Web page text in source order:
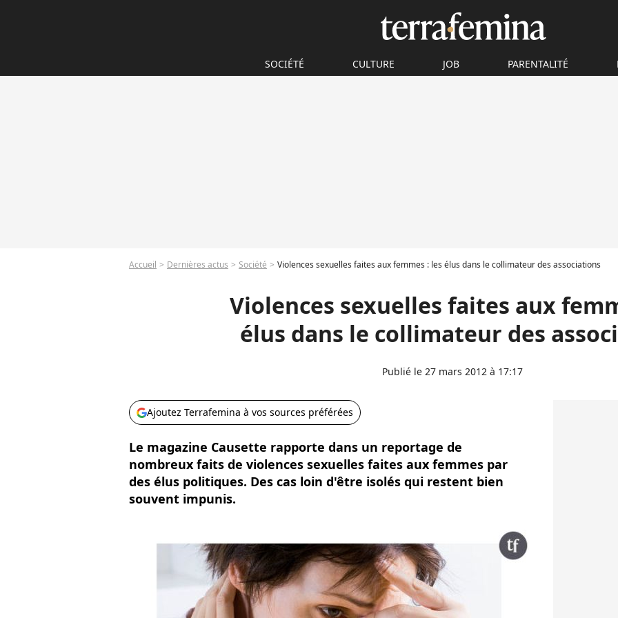
SOCIÉTÉ CULTURE JOB PARENTALITÉ
Accueil Dernières actus Société Violences sexuelles faites aux femmes : les élus dans le collimateur des associations
Violences sexuelles faites aux
élus dans le collimateur des
Publié le 27 mars 2012 à 17:17
Ajoutez Terrafemina à vos sources préférées
Le magazine Causette rapporte dans un reportage de
nombreux faits de violences sexuelles faites aux femmes par
des élus politiques. Des cas loin d'être isolés qui restent bien
souvent impunis.